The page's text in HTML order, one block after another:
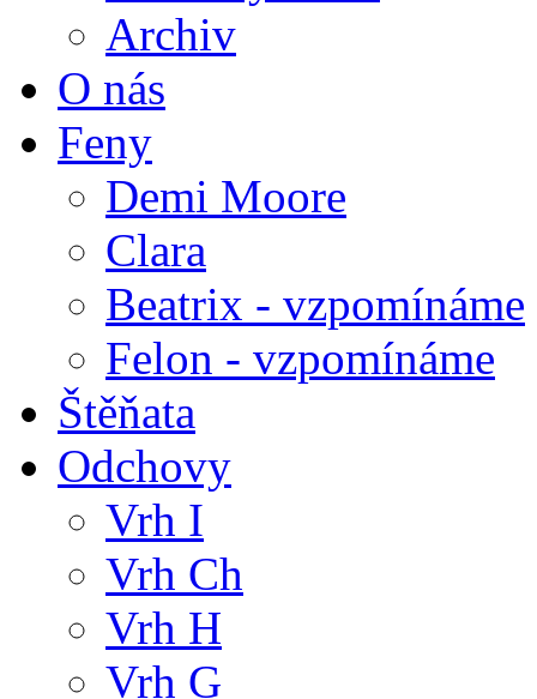
Archiv
O nás
Feny
Demi Moore
Clara
Beatrix - vzpomínáme
Felon - vzpomínáme
Štěňata
Odchovy
Vrh I
Vrh Ch
Vrh H
Vrh G